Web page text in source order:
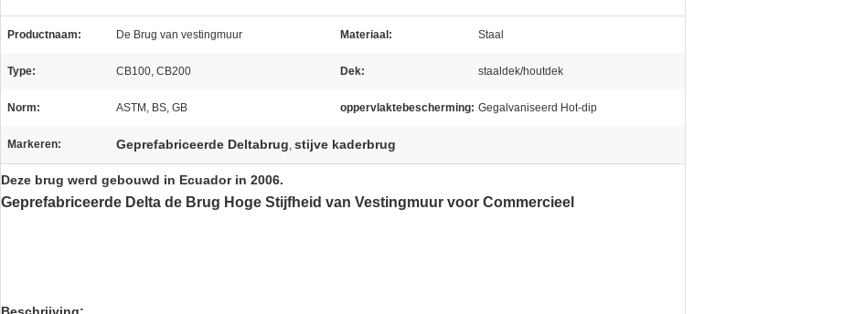
Productnaam: De Brug van vestingmuur Materiaal: Staal
Type: CB100, CB200 Dek: staaldek/houtdek
Norm: ASTM, BS, GB oppervlaktebescherming: Gegalvaniseerd Hot-dip
Markeren: Geprefabriceerde Deltabrug, stijve kaderbrug
Deze brug werd gebouwd in Ecuador in 2006.
Geprefabriceerde Delta de Brug Hoge Stijfheid van Vestingmuur voor Commercieel